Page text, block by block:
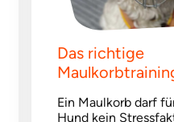
Das richtige
Ein Maulkorb darf
Hund kein